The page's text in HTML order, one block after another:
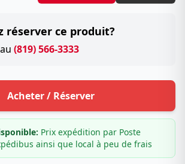
réserver ce produit?
(819) 566-3333
Acheter / Réserver
Prix expédition par Poste
ainsi que local à peu de frais